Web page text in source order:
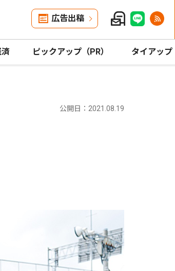
広告出稿
ピックアップ（PR） タイアップ
公開日：2021.08.19